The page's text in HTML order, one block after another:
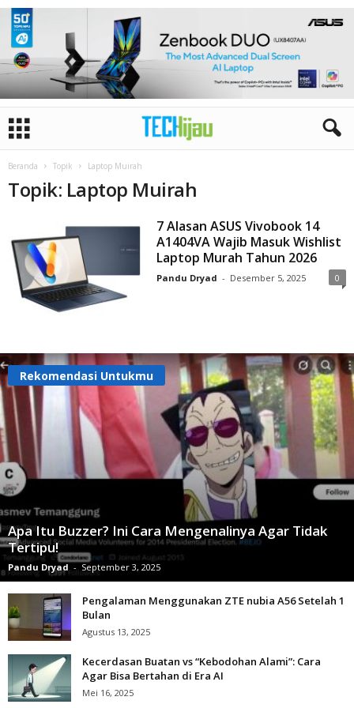
Beranda Topik Laptop Muirah
Topik: Laptop Muirah
7 Alasan ASUS Vivobook 14
A1404VA Wajib Masuk Wishlist
Laptop Murah Tahun 2026
Pandu Dryad - Desember 5, 2025 0
Rekomendasi Untukmu
Apa Itu Buzzer? Ini Cara Mengenalinya Agar Tidak
Tertipu!
Pandu Dryad - September 3, 2025
Pengalaman Menggunakan ZTE nubia A56 Setelah 1
Bulan
Agustus 13, 2025
Kecerdasan Buatan vs “Kebodohan Alami”: Cara
Agar Bisa Bertahan di Era AI
Mei 16, 2025